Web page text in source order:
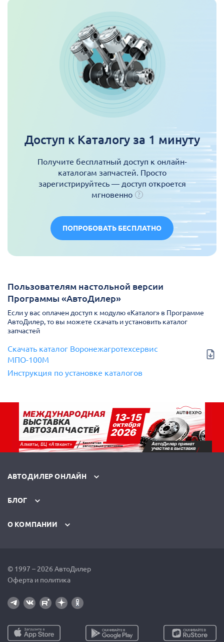
Доступ к Каталогу за 1 минуту
Получите бесплатный доступ к онлайн-
каталогам запчастей. Просто
зарегистрируйтесь — доступ откроется
мгновенно
ПОПРОБОВАТЬ БЕСПЛАТНО
Пользователям настольной версии
Программы «АвтоДилер»
Если у вас оплачен доступ к модулю «Каталог» в Программе
АвтоДилер, то вы можете скачать и установить каталог
запчастей
Скачать каталог Воронежагротехсервис
МПО-100М
Инструкция по установке каталогов
АВТОДИЛЕР ОНЛАЙН
БЛОГ
О КОМПАНИИ
© 1997 – 2026 АвтоДилер
Оферта и политика